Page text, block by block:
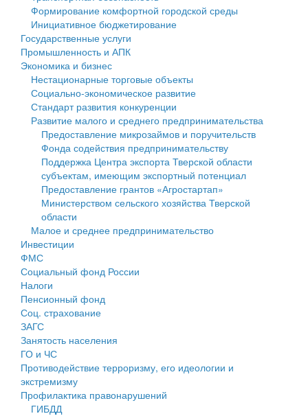
Государственные услуги
Промышленность и АПК
Экономика и бизнес
Символика
Устав
Гостям округа
Туризм
Культура
Образование
Здравоохранение
Социальная защита
Фотоальбом
муниципального округа Тверской области
Администрация Кашинского муниципального округа
Тверской области
Управление сельскими территориями
Открытые данные
Работа с обращениями граждан
Муниципальный контроль
Муниципальные услуги
Проекты административных регламентов
Антимонопольный комплаенс
Противодействие коррупции
Финансовое управление
Бюджет для граждан
Имущество
Выявление правообладателей ранее учтенных
объектов недвижимости
Имущественная поддержка субъектов малого и
среднего предпринимательства
Информационная поддержка субъектов малого и
среднего предпринимательства
Муниципальные программы
Контрольно-счетная палата
Персональные данные
Оценка регулирующего воздействия
Деятельность МУ
Нормативы градостроительного проектирования
Формирование комфортной городской среды
Инициативное бюджетирование
Государственные услуги
Промышленность и АПК
Экономика и бизнес
Нестационарные торговые объекты
Социально-экономическое развитие
Стандарт развития конкуренции
Развитие малого и среднего предпринимательства
Предоставление микрозаймов и поручительств
Фонда содействия предпринимательству
Поддержка Центра экспорта Тверской области
субъектам, имеющим экспортный потенциал
Предоставление грантов «Агростартап»
Министерством сельского хозяйства Тверской
области
Малое и среднее предпринимательство
Инвестиции
ФМС
Социальный фонд России
Налоги
Пенсионный фонд
Соц. страхование
ЗАГС
Занятость населения
ГО и ЧС
Противодействие терроризму, его идеологии и
экстремизму
Профилактика правонарушений
ГИБДД